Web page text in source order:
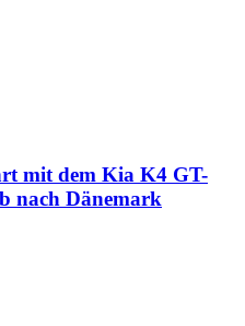
mit dem Kia K4 GT-
nach Dänemark